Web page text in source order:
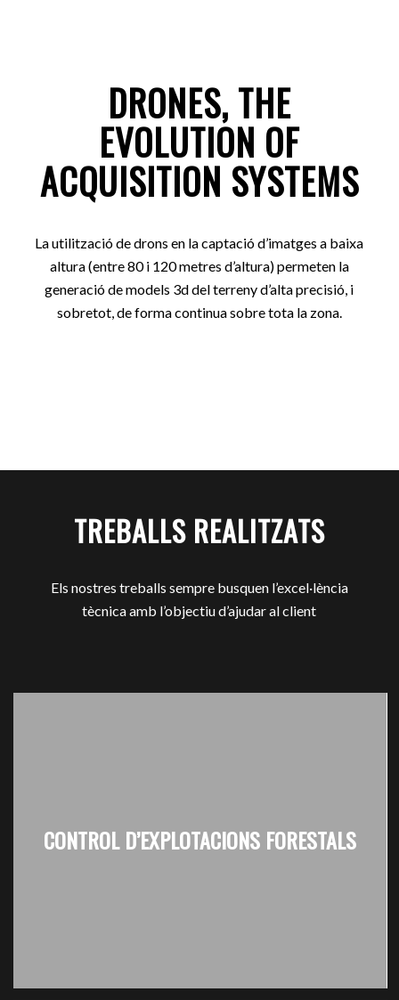
DRONES, THE
EVOLUTION OF
ACQUISITION SYSTEMS
La utilització de drons en la captació d’imatges a baixa
altura (entre 80 i 120 metres d’altura) permeten la
generació de models 3d del terreny d’alta precisió, i
sobretot, de forma continua sobre tota la zona.
TREBALLS REALITZATS
Els nostres treballs sempre busquen l’excel·lència
tècnica amb l’objectiu d’ajudar al client
CONTROL D’EXPLOTACIONS FORESTALS